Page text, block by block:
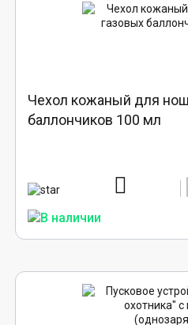
Чехол кожаный для
баллончиков 100 мл